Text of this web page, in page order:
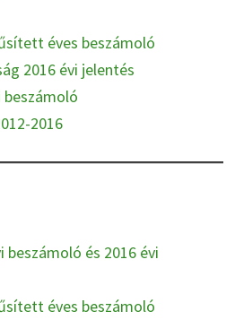
éves beszámoló
2016 évi jelentés
beszámoló
2016
beszámoló és 2016 évi
éves beszámoló